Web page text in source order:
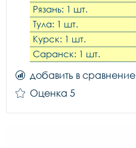
Рязань: 1 шт.
Тула: 1 шт.
Курск: 1 шт.
Саранск: 1 шт.
добавить в сравнение
Оценка 5